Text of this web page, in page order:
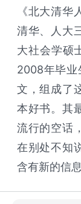
《北大清华
清华、人大
大社会学硕
2008年毕业
文，组成了
本好书。其
流行的空话
在别处不知
含有新的信息